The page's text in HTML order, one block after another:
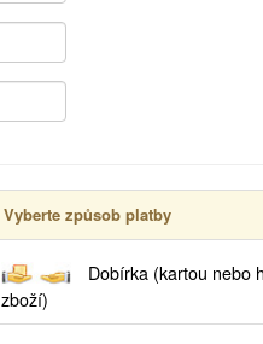
Vyberte způsob platby
Dobírka (kartou nebo
zboží)